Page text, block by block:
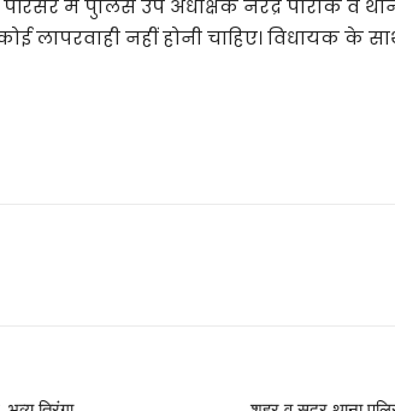
में पुलिस उप अधीक्षक नरेंद्र पारीक व
लापरवाही नहीं होनी चाहिए। विधायक के